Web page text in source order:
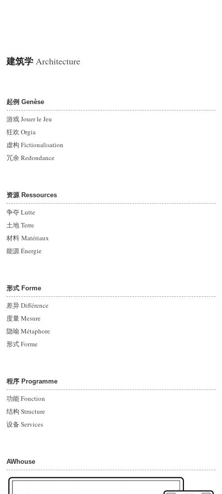
建筑学Architecture
起例 Genèse
游戏 Jouer le Jeu
狂欢 Orgia
虚构 Fictionalisation
冗余 Redondance
资源 Ressources
争夺 Lutte
土地 Terre
材料 Matériaux
能源Énergie
形式 Forme
差异Différence
度量 Mesure
隐喻 Métaphore
形式Forme
程序 Programme
功能 Fonction
结构 Structure
设备 Services
AWhouse